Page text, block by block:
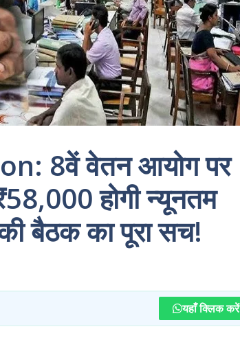
8वें वेतन आयोग पर
होगी न्यूनतम
बैठक का पूरा सच!
यहाँ क्लिक करें